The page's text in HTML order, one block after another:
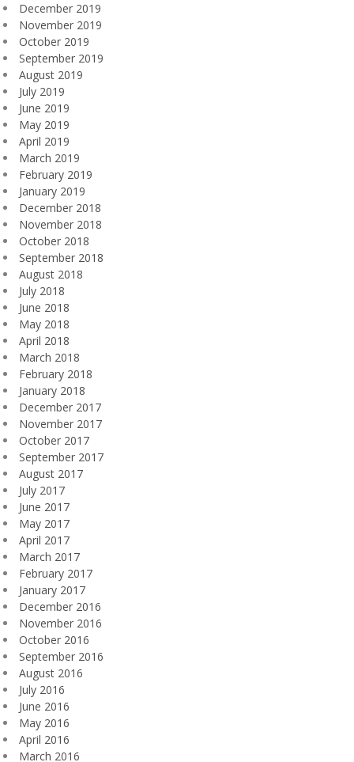
December 2019
November 2019
October 2019
September 2019
August 2019
July 2019
June 2019
May 2019
April 2019
March 2019
February 2019
January 2019
December 2018
November 2018
October 2018
September 2018
August 2018
July 2018
June 2018
May 2018
April 2018
March 2018
February 2018
January 2018
December 2017
November 2017
October 2017
September 2017
August 2017
July 2017
June 2017
May 2017
April 2017
March 2017
February 2017
January 2017
December 2016
November 2016
October 2016
September 2016
August 2016
July 2016
June 2016
May 2016
April 2016
March 2016